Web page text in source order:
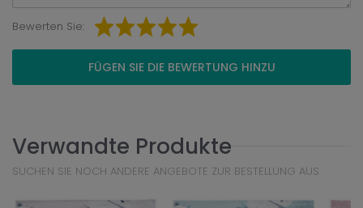
Bewerten Sie:
FÜGEN SIE DIE BEWERTUNG HINZU
Verwandte Produkte
SUCHEN SIE NOCH ANDERE ANGEBOTE ZUR BESTELLUNG AUS